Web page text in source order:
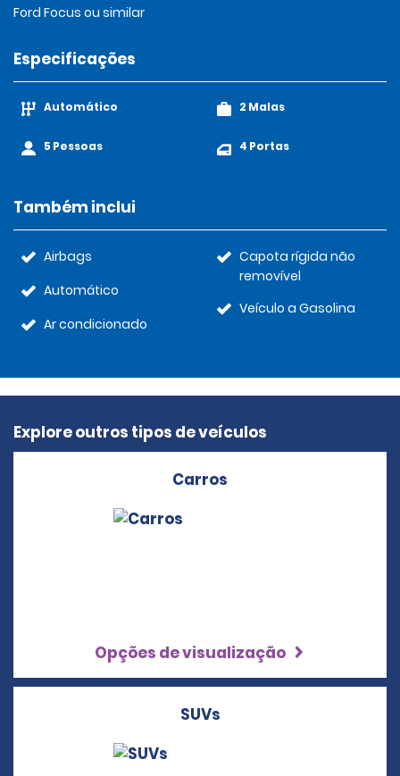
Ford Focus ou similar
Especificações
Automático
5 Pessoas
2 Malas
4 Portas
Também inclui
Airbags
Automático
Ar condicionado
Capota rígida não
removível
Veículo a Gasolina
Explore outros tipos de veículos
Carros
Opções de visualização
SUVs